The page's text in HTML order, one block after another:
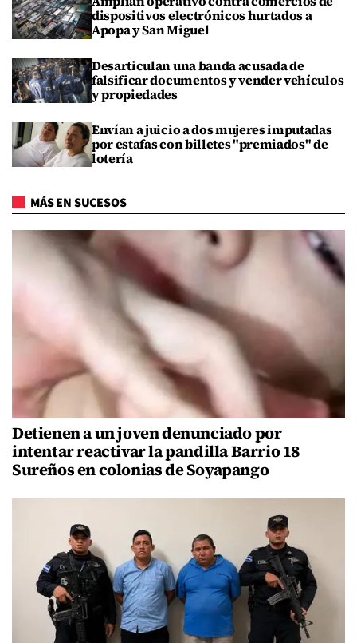
dispositivos electrónicos hurtados a
Apopa y San Miguel
Desarticulan una banda acusada de
falsificar documentos y vender vehículos
y propiedades
Envían a juicio a dos mujeres imputadas
por estafas con billetes "premiados" de
lotería
MÁS EN SUCESOS
Detienen a un joven denunciado por
intentar reactivar la pandilla Barrio 18
Sureños en colonias de Soyapango